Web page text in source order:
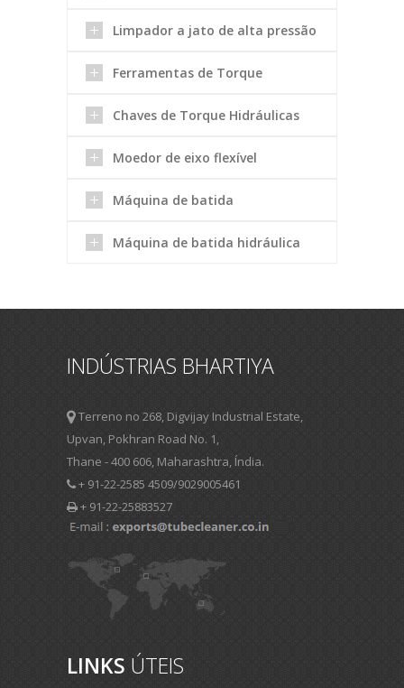
Limpador a jato de alta pressão
Ferramentas de Torque
Chaves de Torque Hidráulicas
Moedor de eixo flexível
Máquina de batida
Máquina de batida hidráulica
INDÚSTRIAS BHARTIYA
Terreno no 268, Digvijay Industrial Estate,
Upvan, Pokhran Road No. 1,
Thane - 400 606, Maharashtra, Índia.
+ 91-22-2585 4509/9029005461
+ 91-22-25883527
LINKS ÚTEIS